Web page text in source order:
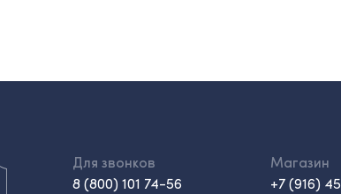
Для звонков
8 (800) 101 74-56
Магазин
+7 (916)